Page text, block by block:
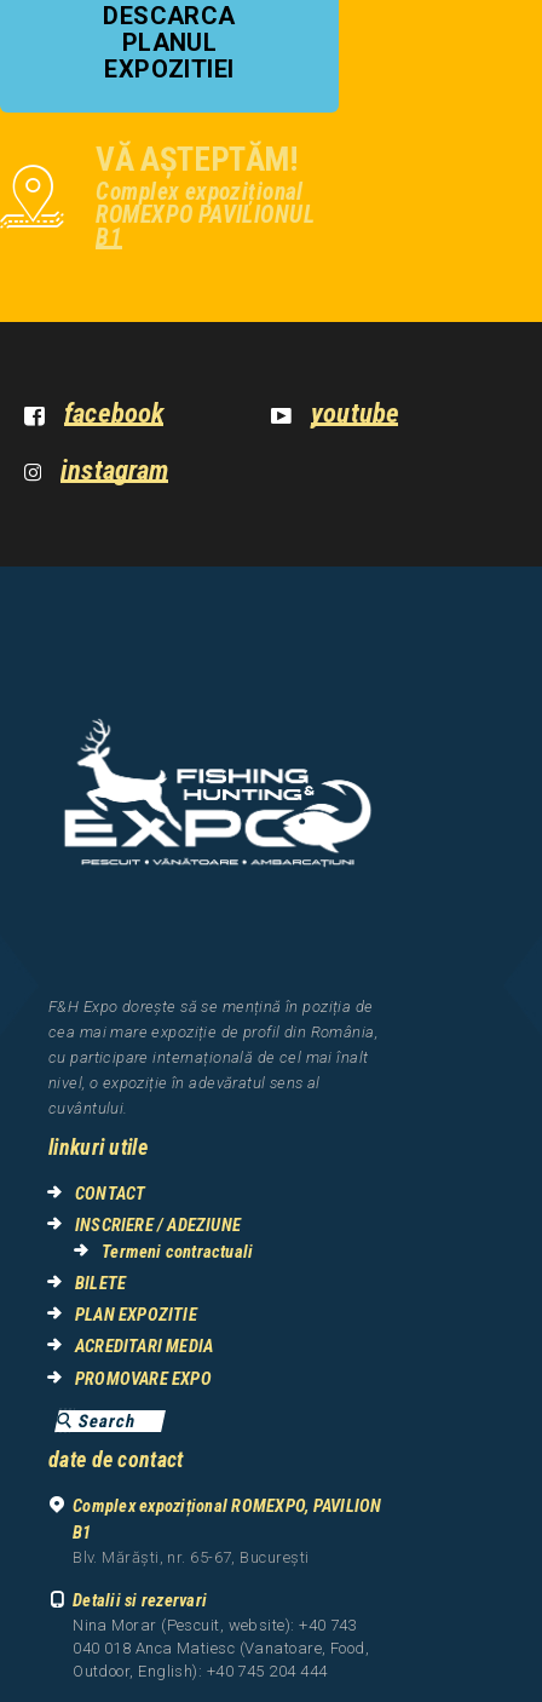
DESCARCA
PLANUL
EXPOZITIEI
VĂ AȘTEPTĂM!
Complex expozițional
ROMEXPO PAVILIONUL
B1
facebook
youtube
instagram
F&H Expo dorește să se mențină în poziția de
cea mai mare expoziție de profil din România
cu participare internațională de cel maiînalt
nivel, o expoziție în adevăratul sens al
cuvântului.
linkuri utile
CONTACT
INSCRIERE / ADEZIUNE
Termeni contractuali
BILETE
PLAN EXPOZITIE
ACREDITARI MEDIA
PROMOVARE EXPO
date de contact
Complex expozițional ROMEXPO, PAVILION
B1
Blv. Mărăști, nr. 65-67, București
Detalii si rezervari
Nina Morar (Pescuit, website): +40 743
040 018 Anca Matiesc (Vanatoare, Food,
Outdoor, English): +40 745 204 444